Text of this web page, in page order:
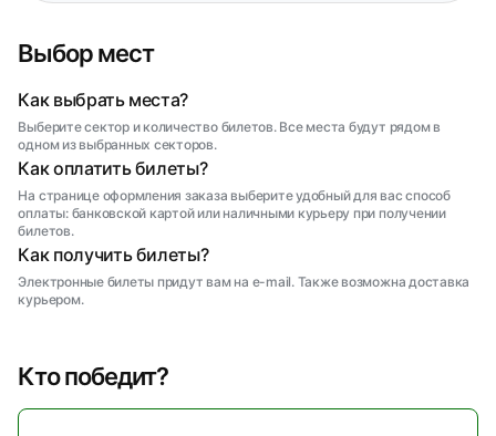
Выбор мест
Как выбрать места?
Выберите сектор и количество билетов. Все места будут рядом в
одном из выбранных секторов.
Как оплатить билеты?
На странице оформления заказа выберите удобный для вас способ
оплаты: банковской картой или наличными курьеру при получении
билетов.
Как получить билеты?
Электронные билеты придут вам на e-mail. Также возможна доставка
курьером.
Кто победит?